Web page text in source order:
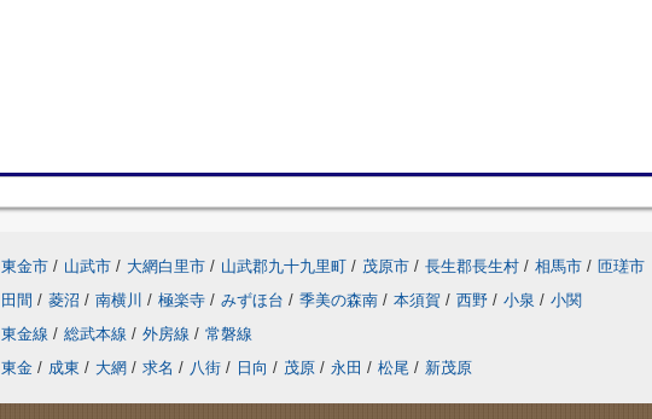
東金市 / 山武市 / 大網白里市 / 山武郡九十九里町 / 茂原市 / 長生郡長生村 / 相馬市 / 匝瑳市
田間 / 菱沼 / 南横川 / 極楽寺 / みずほ台 / 季美の森南 / 本須賀 / 西野 / 小泉 / 小関
東金線 / 総武本線 / 外房線 / 常磐線
東金 / 成東 / 大網 / 求名 / 八街 / 日向 / 茂原 / 永田 / 松尾 / 新茂原